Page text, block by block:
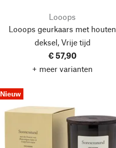
Looops
Looops geurkaars met houten
deksel, Vrije tijd
€ 57,90
+ meer varianten
Nieuw